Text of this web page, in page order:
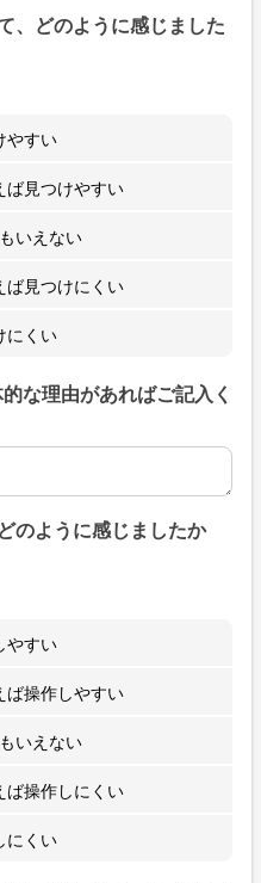
、どのように感じました
やすい
ば見つけやすい
いえない
ば見つけにくい
にくい
な理由があればご記入く
な理由があればご記入くだ
のように感じましたか
やすい
ば操作しやすい
いえない
ば操作しにくい
にくい